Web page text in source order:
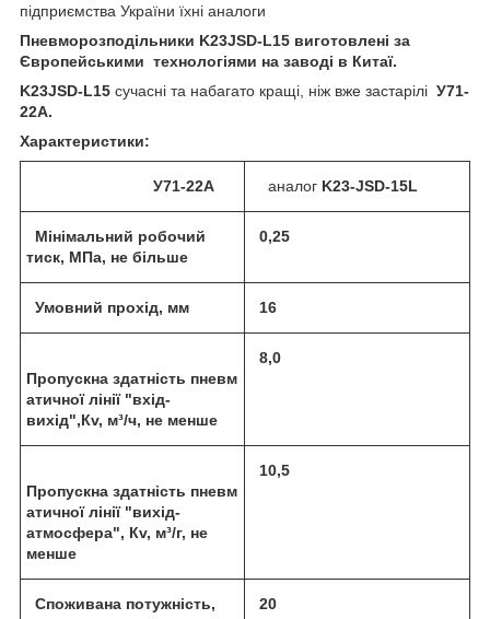
підприємства України їхні аналоги
Пневморозподільники K23JSD-L15 виготовлені за
Європейськими технологіями на заводі в Китаї.
K23JSD-L15 сучасні та набагато кращі, ніж вже застарілі У71-
22А.
Характеристики:
У71-22А аналог K23-JSD-15L
Мінімальний робочий
тиск, МПа, не більше
0,25
Умовний прохід, мм 16
Пропускна здатність пневм
атичної лінії "вхід-
вихід",Кv, м³/ч, не менше
8,0
Пропускна здатність пневм
атичної лінії "вихід-
атмосфера", Кv, м³/г, не
менше
10,5
Споживана потужність,
20